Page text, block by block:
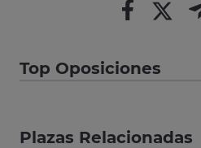
Top Oposiciones
Plazas Relacionadas